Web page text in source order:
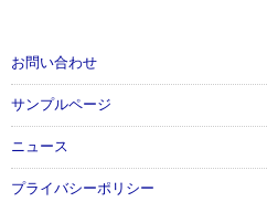
お問い合わせ
サンプルページ
ニュース
プライバシーポリシー